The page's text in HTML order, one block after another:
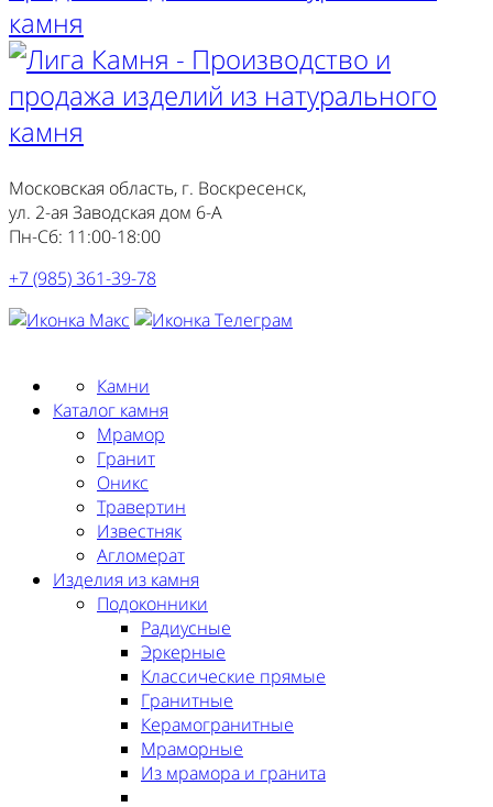
Московская область, г. Воскресенск,
ул. 2-ая Заводская дом 6-А
Пн-Сб: 11:00-18:00
+7 (985) 361-39-78
Камни
Каталог камня
Мрамор
Гранит
Оникс
Травертин
Известняк
Агломерат
Изделия из камня
Подоконники
Радиусные
Эркерные
Классические прямые
Гранитные
Керамогранитные
Мраморные
Из мрамора и гранита